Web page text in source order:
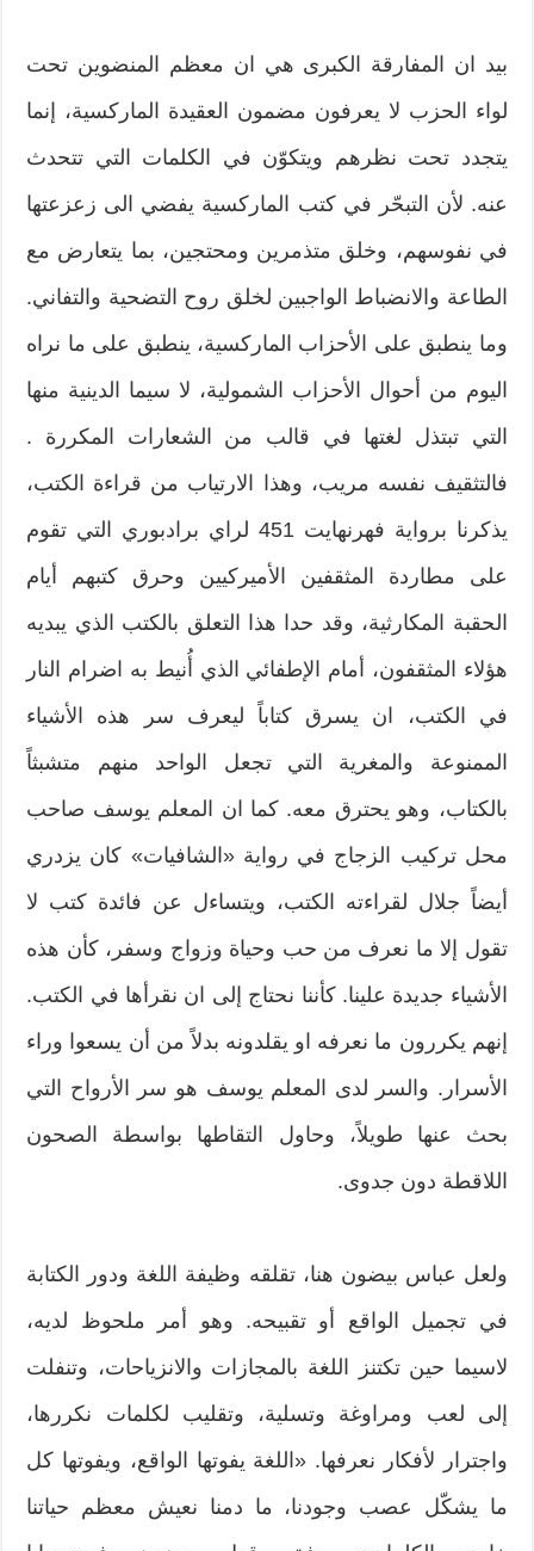
بيد ان المفارقة الكبرى هي ان معظم المنضوين تحت
لواء الحزب لا يعرفون مضمون العقيدة الماركسية، إنما
يتجدد تحت نظرهم ويتكوّن في الكلمات التي تتحدث
عنه. لأن التبحّر في كتب الماركسية يفضي الى زعزعتها
في نفوسهم، وخلق متذمرين ومحتجين، بما يتعارض مع
الطاعة والانضباط الواجبين لخلق روح التضحية والتفاني.
وما ينطبق على الأحزاب الماركسية، ينطبق على ما نراه
اليوم من أحوال الأحزاب الشمولية، لا سيما الدينية منها
التي تبتذل لغتها في قالب من الشعارات المكررة .
فالتثقيف نفسه مريب، وهذا الارتياب من قراءة الكتب،
يذكرنا برواية فهرنهايت 451 لراي برادبوري التي تقوم
على مطاردة المثقفين الأميركيين وحرق كتبهم أيام
الحقبة المكارثية، وقد حدا هذا التعلق بالكتب الذي يبديه
هؤلاء المثقفون، أمام الإطفائي الذي أُنيط به اضرام النار
في الكتب، ان يسرق كتاباً ليعرف سر هذه الأشياء
الممنوعة والمغرية التي تجعل الواحد منهم متشبثاً
بالكتاب، وهو يحترق معه. كما ان المعلم يوسف صاحب
محل تركيب الزجاج في رواية «الشافيات» كان يزدري
أيضاً جلال لقراءته الكتب، ويتساءل عن فائدة كتب لا
تقول إلا ما نعرف من حب وحياة وزواج وسفر، كأن هذه
الأشياء جديدة علينا. كأننا نحتاج إلى ان نقرأها في الكتب.
إنهم يكررون ما نعرفه او يقلدونه بدلاً من أن يسعوا وراء
الأسرار. والسر لدى المعلم يوسف هو سر الأرواح التي
بحث عنها طويلاً، وحاول التقاطها بواسطة الصحون
اللاقطة دون جدوى.
ولعل عباس بيضون هنا، تقلقه وظيفة اللغة ودور الكتابة
في تجميل الواقع أو تقبيحه. وهو أمر ملحوظ لديه،
لاسيما حين تكتنز اللغة بالمجازات والانزياحات، وتنفلت
إلى لعب ومراوغة وتسلية، وتقليب لكلمات نكررها،
واجترار لأفكار نعرفها. «اللغة يفوتها الواقع، ويفوتها كل
ما يشكّل عصب وجودنا، ما دمنا نعيش معظم حياتنا